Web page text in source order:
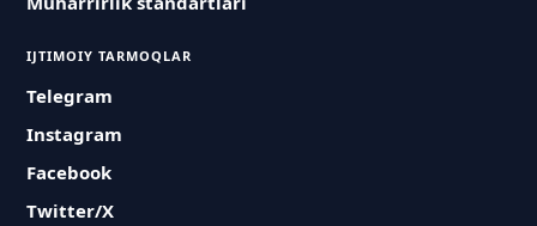
IJTIMOIY TARMOQLAR
Telegram
Instagram
Facebook
Twitter/X